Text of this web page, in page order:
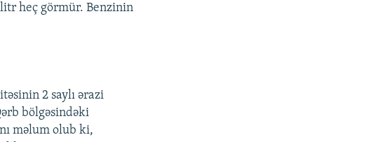
heç görmür. Benzinin
2 saylı ərazi
bölgəsindəki
məlum olub ki,